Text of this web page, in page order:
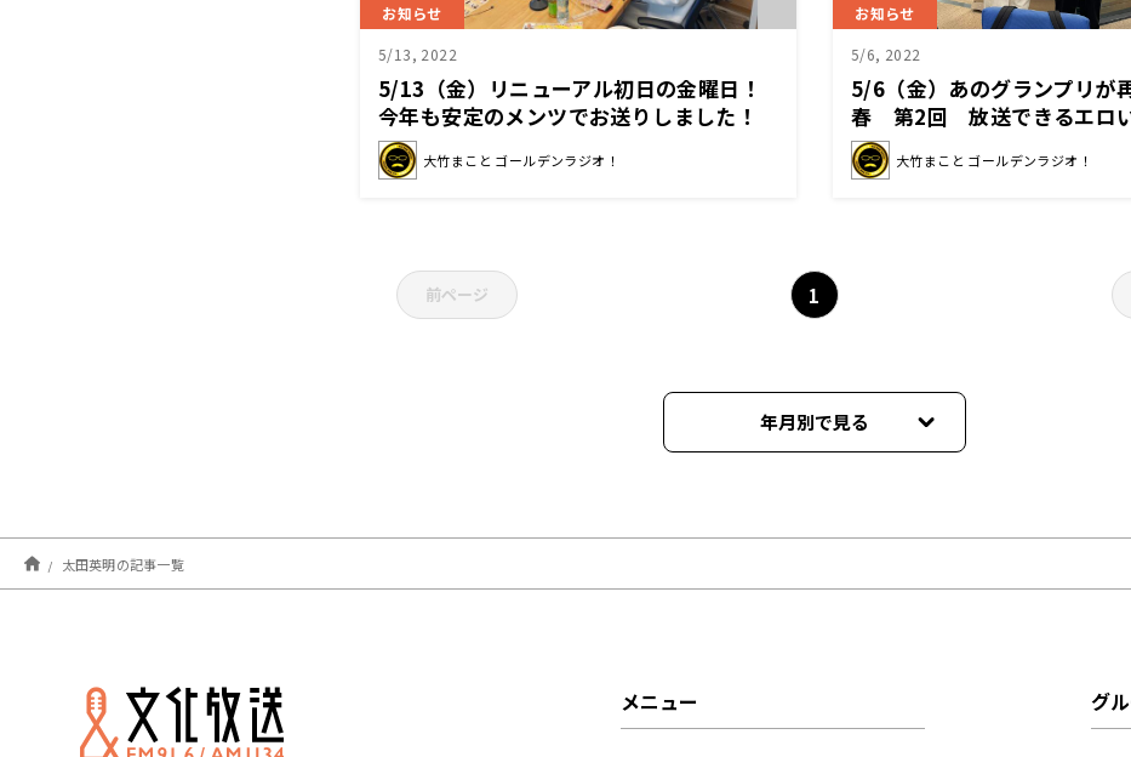
お知らせ
5/13, 2022
5/13（金）リニューアル初日の金曜日！
今年も安定のメンツでお送りしました！
大竹まこと ゴールデンラジオ！
お知らせ
5/6, 2022
5/6（金）あのグランプリが
春 第2回 放送できるエロ
リ」!
大竹まこと ゴールデンラジオ！
前ページ 1
年月別で見る
2026年04月
太田英明の記事一覧
メニュー グ